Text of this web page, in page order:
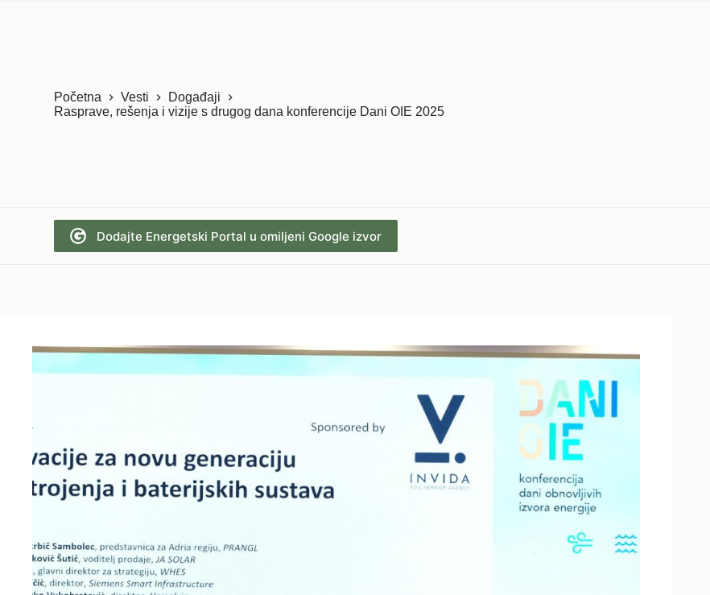
Početna Vesti
Događaji
Rasprave, rešenja i vizije s drugog dana konferencije Dani OIE 2025
Dodajte Energetski Portal u omiljeni Google izvor